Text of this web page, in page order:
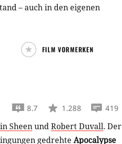
– auch in den eigenen
FILM VORMERKEN
8.7 1.288 419
SheenundRobert Duvall. Der
gedrehte Apocalypse